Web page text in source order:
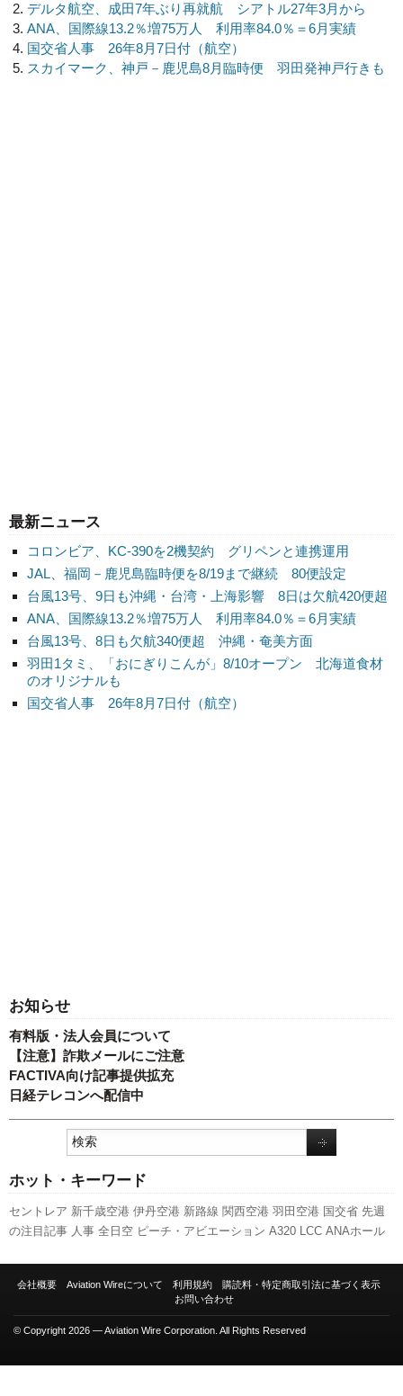
最新ニュース
コロンビア、KC-390を2機契約 グリペンと連携運用
JAL、福岡－鹿児島臨時便を8/19まで継続 80便設定
台風13号、9日も沖縄・台湾・上海影響 8日は欠航420便超
ANA、国際線13.2％増75万人 利用率84.0％＝6月実績
台風13号、8日も欠航340便超 沖縄・奄美方面
羽田1タミ、「おにぎりこんが」8/10オープン 北海道食材
のオリジナルも
国交省人事 26年8月7日付（航空）
お知らせ
有料版・法人会員について
【注意】詐欺メールにご注意
FACTIVA向け記事提供拡充
日経テレコンへ配信中
ホット・キーワード
セントレア 新千歳空港 伊丹空港 新路線 関西空港 羽田空港 国交省 先週
の注目記事 人事 全日空 ピーチ・アビエーション A320 LCC ANAホール
737NG 客室乗務員 787 航空貨物 旅客数 スカイマーク 日本航空 実績 新
デルタ航空、成田7年ぶり再就航 シアトル27年3月から
ANA、国際線13.2％増75万人 利用率84.0％＝6月実績
国交省人事 26年8月7日付（航空）
スカイマーク、神戸－鹿児島8月臨時便 羽田発神戸行きも
会社概要 Aviation Wireについて 利用規約
購読料・特定商取引法に基づく表示
お問い合わせ
© Copyright 2026 — Aviation Wire Corporation. All Rights Reserved